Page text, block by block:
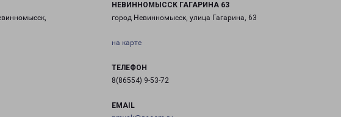
НЕВИННОМЫССК ГАГАРИНА 63
город Невинномысск, улица Гагарина, 63
на карте
ТЕЛЕФОН
8(86554) 9-53-72
EMAIL